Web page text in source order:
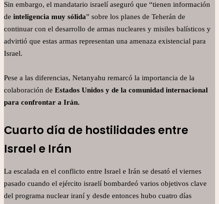
Sin embargo, el mandatario israelí aseguró que “tienen información
de inteligencia muy sólida” sobre los planes de Teherán de
continuar con el desarrollo de armas nucleares y misiles balísticos y
advirtió que estas armas representan una amenaza existencial para
Israel.
Pese a las diferencias, Netanyahu remarcó la importancia de la
colaboración de Estados Unidos y de la comunidad internacional
para confrontar a Irán.
Cuarto día de hostilidades entre
Israel e Irán
La escalada en el conflicto entre Israel e Irán se desató el viernes
pasado cuando el ejército israelí bombardeó varios objetivos clave
del programa nuclear iraní y desde entonces hubo cuatro días